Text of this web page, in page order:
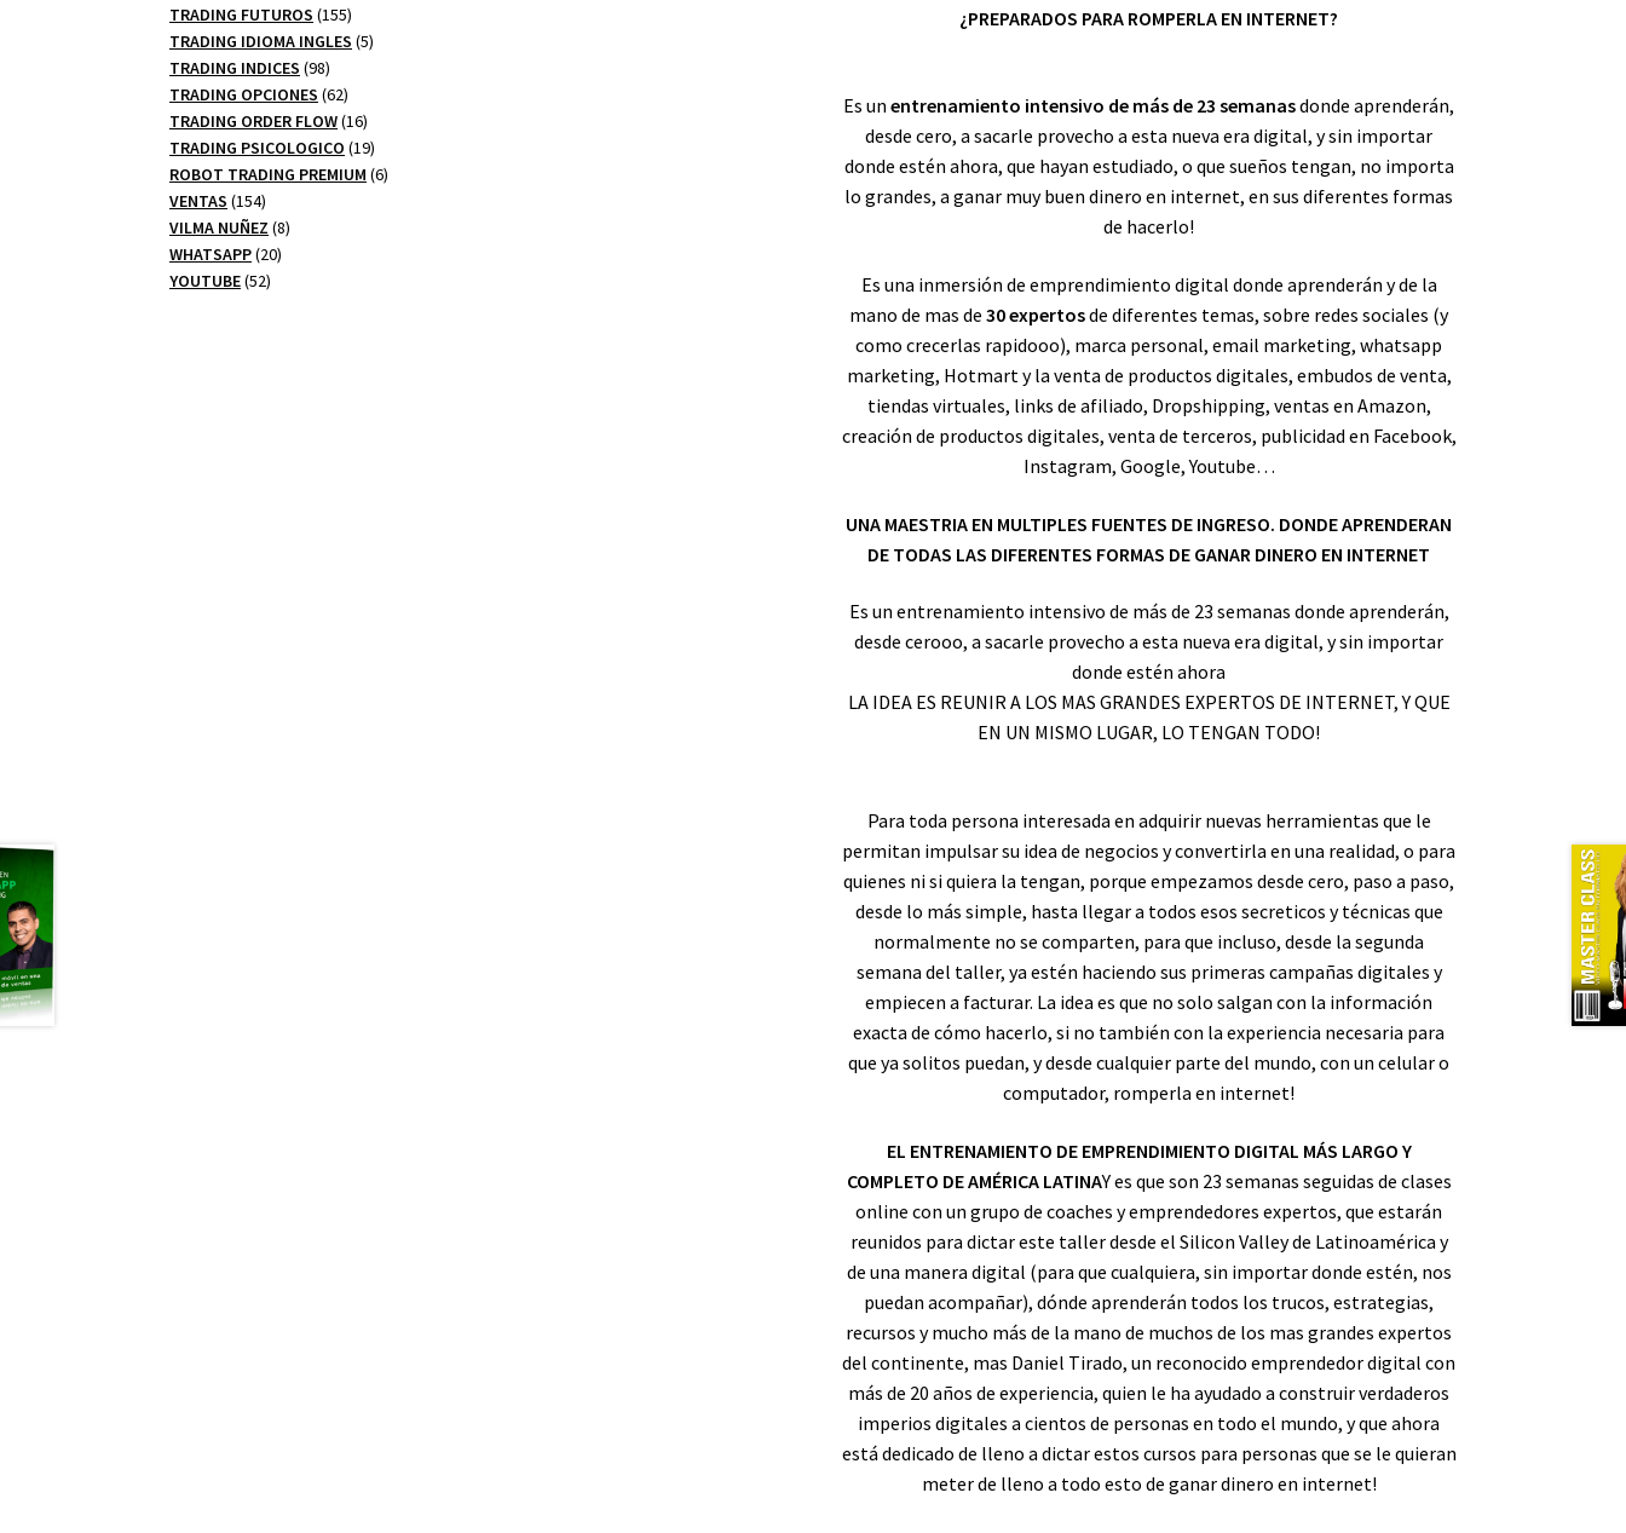
¿PREPARADOS PARA ROMPERLA EN INTERNET?
Es unentrenamiento intensivo de más de 23 semanasdonde aprenderán,
desde cero, a sacarle provecho a esta nueva era digital, y sin importar
donde estén ahora, que hayan estudiado, o que sueños tengan, no importa
lo grandes, a ganar muy buen dinero en internet, en sus diferentes formas
de hacerlo!
Es una inmersión de emprendimiento digital donde aprenderán y de la
mano de mas de30 expertosde diferentes temas, sobre redes sociales (y
como crecerlas rapidooo), marca personal, email marketing, whatsapp
marketing, Hotmart y la venta de productos digitales, embudos de venta,
tiendas virtuales, links de afiliado, Dropshipping, ventas en Amazon,
creación de productos digitales, venta de terceros, publicidad en Facebook,
Instagram, Google, Youtube…
UNA MAESTRIA EN MULTIPLES FUENTES DE INGRESO. DONDE APRENDERAN
DE TODAS LAS DIFERENTES FORMAS DE GANAR DINERO EN INTERNET
Es un entrenamiento intensivo de más de 23 semanas donde aprenderán,
desde cerooo, a sacarle provecho a esta nueva era digital, y sin importar
donde estén ahora
LA IDEA ES REUNIR A LOS MAS GRANDES EXPERTOS DE INTERNET, Y QUE
EN UN MISMO LUGAR, LO TENGAN TODO!
Para toda persona interesada en adquirir nuevas herramientas que le
permitan impulsar su idea de negocios y convertirla en una realidad, o para
quienes ni si quiera la tengan, porque empezamos desde cero, paso a paso,
desde lo más simple, hasta llegar a todos esos secreticos y técnicas que
normalmente no se comparten, para que incluso, desde la segunda
semana del taller, ya estén haciendo sus primeras campañas digitales y
empiecen a facturar. La idea es que no solo salgan con la información
exacta de cómo hacerlo, si no también con la experiencia necesaria para
que ya solitos puedan, y desde cualquier parte del mundo, con un celular o
computador, romperla en internet!
EL ENTRENAMIENTO DE EMPRENDIMIENTO DIGITAL MÁS LARGO Y
COMPLETO DE AMÉRICA LATINAY es que son 23 semanas seguidas de clases
online con un grupo de coaches y emprendedores expertos, que estarán
reunidos para dictar este taller desde el Silicon Valley de Latinoamérica y
de una manera digital (para que cualquiera, sin importar donde estén, nos
puedan acompañar), dónde aprenderán todos los trucos, estrategias,
recursos y mucho más de la mano de muchos de los mas grandes expertos
del continente, mas Daniel Tirado, un reconocido emprendedor digital con
más de 20 años de experiencia, quien le ha ayudado a construir verdaderos
imperios digitales a cientos de personas en todo el mundo, y que ahora
está dedicado de lleno a dictar estos cursos para personas que se le quieran
meter de lleno a todo esto de ganar dinero en internet!
productos
TRADING FUTUROS 155155
productos
TRADING IDIOMA INGLES 55
TRADING INDICES 9898
productos
TRADING OPCIONES 6262
productos
TRADING ORDER FLOW 1616
productos
TRADING PSICOLOGICO 1919
productos
ROBOT TRADING PREMIUM 66
VENTAS 154154
productos
VILMA NUÑEZ 88
WHATSAPP 2020
YOUTUBE 5252